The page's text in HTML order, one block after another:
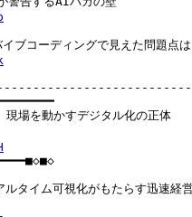
場を動かすデジタル化の正体
タイム可視化がもたらす迅速経